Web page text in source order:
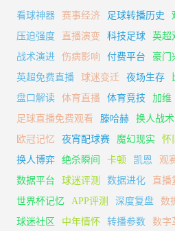
看球神器
赛事经济 足球转播历史
压迫强度
直播演变 科技足球 英超
战术演进
伤病影响 付费平台 豪门
英超免费直播
球迷变迁 夜场生存
盘口解读
体育直播 体育竞技 加维
足球直播免费观看
滕哈赫 换人战术
欧冠记忆
夜宵配球赛 魔幻现实 怀
换人博弈
绝杀瞬间 卡顿 凯恩 观
数据平台
球迷评测 数据进化 直播
世界杯记忆
APP评测 深度复盘 数
球迷社区
中年情怀 转播参数 数字